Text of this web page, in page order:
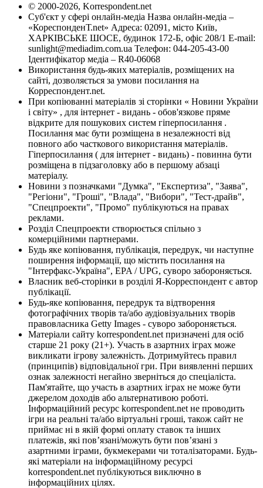
© 2000-2026, Korrespondent.net
Суб'єкт у сфері онлайн-медіа Назва онлайн-медіа –
«КореспонденТ.net» Адреса: 02091, місто Київ,
ХАРКІВСЬКЕ ШОСЕ, будинок 172-Б, офіс 208/1 E-mail:
sunlight@mediadim.com.ua Телефон: 044-205-43-00
Ідентифікатор медіа – R40-06068
Використання будь-яких матеріалів, розміщених на
сайті, дозволяється за умови посилання на
Корреспондент.net.
При копіюванні матеріалів зі сторінки « Новини України
і світу» , для інтернет - видань - обов'язкове пряме
відкрите для пошукових систем гіперпосилання .
Посилання має бути розміщена в незалежності від
повного або часткового використання матеріалів.
Гіперпосилання ( для інтернет - видань) - повинна бути
розміщена в підзаголовку або в першому абзаці
матеріалу.
Новини з позначками "Думка", "Експертиза", "Заява",
"Регіони", "Гроші", "Влада", "Вибори", "Тест-драйв",
"Спецпроекти", "Промо" публікуються на правах
реклами.
Розділ Спецпроекти створюється спільно з
комерційними партнерами.
Будь яке копіювання, публікація, передрук, чи наступне
поширення інформації, що містить посилання на
"Інтерфакс-Україна", EPA / UPG, суворо забороняється.
Власник веб-сторінки в розділі Я-Корреспондент є автор
публікації.
Будь-яке копіювання, передрук та відтворення
фотографічних творів та/або аудіовізуальних творів
правовласника Getty Images - суворо забороняється.
Матеріали сайту korrespondent.net призначені для осіб
старше 21 року (21+). Участь в азартних іграх може
викликати ігрову залежність. Дотримуйтесь правил
(принципів) відповідальної гри. При виявленні перших
ознак залежності негайно зверніться до спеціаліста.
Пам'ятайте, що участь в азартних іграх не може бути
джерелом доходів або альтернативою роботі.
Інформаційний ресурс korrespondent.net не проводить
ігри на реальні та/або віртуальні гроші, також сайт не
приймає ні в якій формі оплату ставок та інших
платежів, які пов’язані/можуть бути пов’язані з
азартними іграми, букмекерами чи тоталізаторами. Будь-
які матеріали на інформаційному ресурсі
korrespondent.net публікуються виключно в
інформаційних цілях.